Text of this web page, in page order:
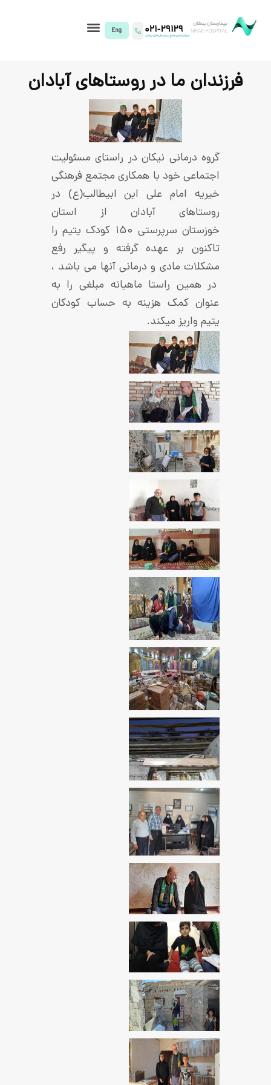
در روستاهای آبادان
نیکان در راستای مسئولیت
خود با همکاری مجتمع فرهنگی
علی ابن ابی­طالب(ع) در
آبادان از استان
خوزستان سرپرستی ۱۵۰ کودک یتیم را
بر عهده گرفته و پیگیر رفع
مادی و درمانی آنها می باشد ،
راستا ماهیانه مبلغی را به
هزینه به حساب کودکان